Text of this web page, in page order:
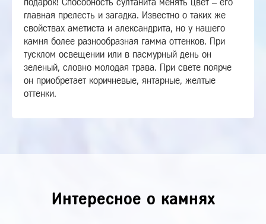
подарок! Способность султанита менять цвет – его
главная прелесть и загадка. Известно о таких же
свойствах аметиста и александрита, но у нашего
камня более разнообразная гамма оттенков. При
тусклом освещении или в пасмурный день он
зеленый, словно молодая трава. При свете поярче
он приобретает коричневые, янтарные, желтые
оттенки.
Интересное о камнях